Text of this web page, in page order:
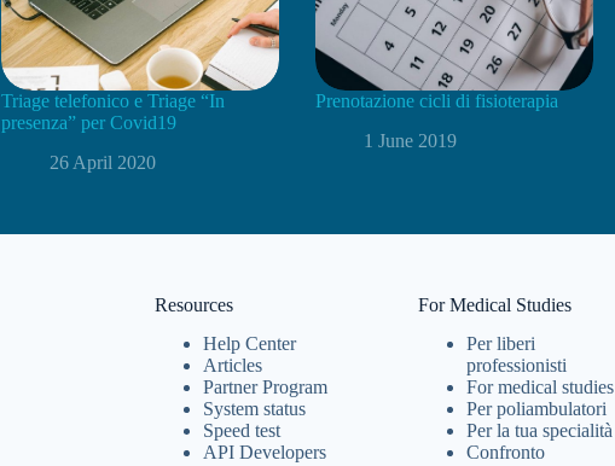
Triage telefonico e Triage “In
presenza” per Covid19
26 April 2020
Prenotazione cicli di fisioterapia
1 June 2019
Resources
Help Center
Articles
Partner Program
System status
Speed test
API Developers
For Medical Studies
Per liberi
professionisti
For medical studies
Per poliambulatori
Per la tua specialità
Confronto